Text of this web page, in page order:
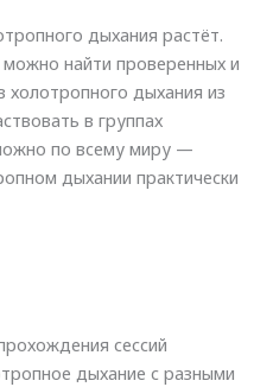
дыхания растёт.
найти проверенных и
холотропного дыхания из
в группах
по всему миру —
дыхании практически
сессий
дыхание с разными